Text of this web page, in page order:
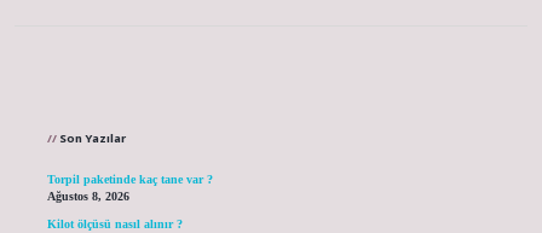
Son Yazılar
Torpil paketinde kaç tane var ?
Ağustos 8, 2026
Kilot ölçüsü nasıl alınır ?